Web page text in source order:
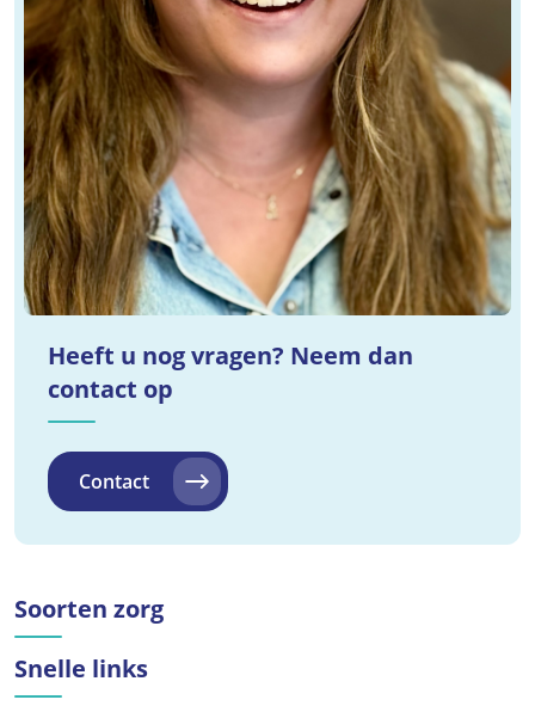
Heeft u nog vragen? Neem dan
contact op
Contact
Soorten zorg
Snelle links